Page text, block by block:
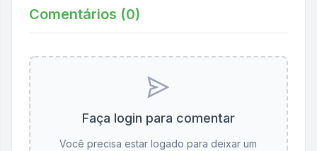
Comentários (0)
Faça login para comentar
Você precisa estar logado para deixar um